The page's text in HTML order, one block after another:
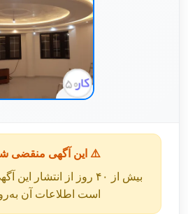
⚠️ این آگهی منقضی
بیش از ۴۰ روز از انتشار
است اطلاعات آن